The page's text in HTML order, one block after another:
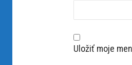
Uložiť moje